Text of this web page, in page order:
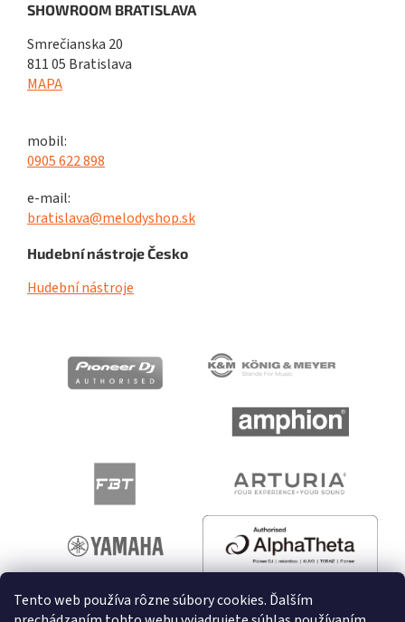
Tento web používa rôzne súbory cookies. Ďalším
SHOWROOM BRATISLAVA
Smrečianska 20
811 05 Bratislava
MAPA
mobil:
0905 622 898
e-mail:
bratislava@melodyshop.sk
Hudební nástroje Česko
Hudební nástroje